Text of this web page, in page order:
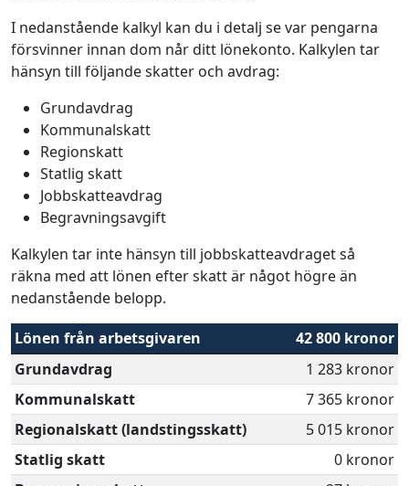
I nedanstående kalkyl kan du i detalj se var pengarna
försvinner innan dom når ditt lönekonto. Kalkylen tar
hänsyn till följande skatter och avdrag:
Grundavdrag
Kommunalskatt
Regionskatt
Statlig skatt
Jobbskatteavdrag
Begravningsavgift
Kalkylen tar inte hänsyn till jobbskatteavdraget så
räkna med att lönen efter skatt är något högre än
nedanstående belopp.
Lönen från arbetsgivaren
42 800 kronor
Grundavdrag
1 283 kronor
Kommunalskatt
7 365 kronor
Regionalskatt (landstingsskatt)
5 015 kronor
Statlig skatt
0 kronor